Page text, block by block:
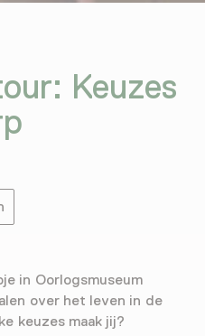
Keuzes
in Oorlogsmuseum
over het leven in de
keuzes maak jij?